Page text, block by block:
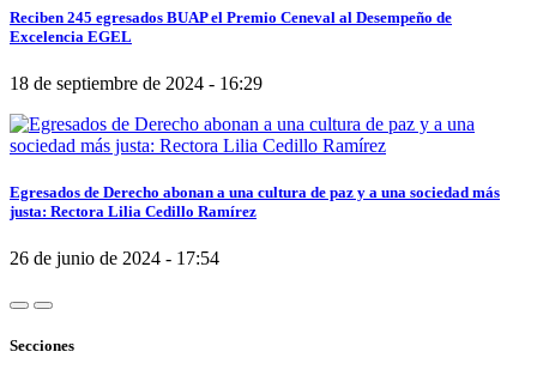
Reciben 245 egresados BUAP el Premio Ceneval al Desempeño de
Excelencia EGEL
18 de septiembre de 2024 - 16:29
Egresados de Derecho abonan a una cultura de paz y a una sociedad más
justa: Rectora Lilia Cedillo Ramírez
26 de junio de 2024 - 17:54
Secciones